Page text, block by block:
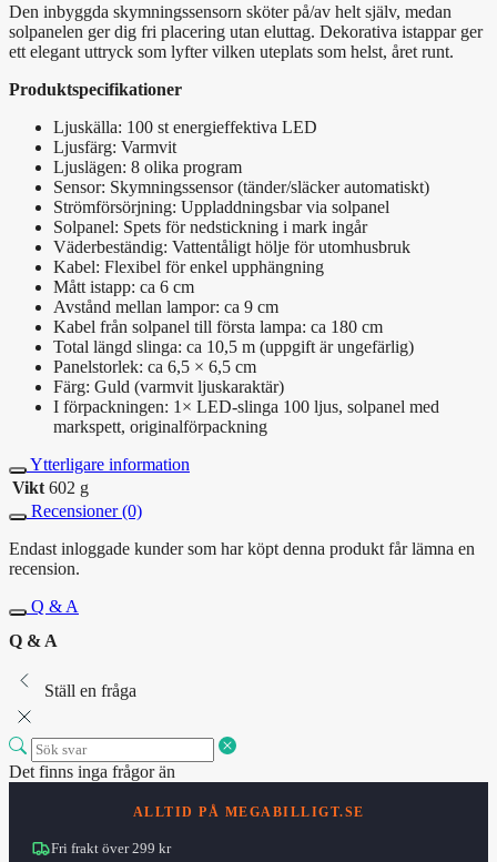
Den inbyggda skymningssensorn sköter på/av helt själv, medan
solpanelen ger dig fri placering utan eluttag. Dekorativa istappar ger
ett elegant uttryck som lyfter vilken uteplats som helst, året runt.
Produktspecifikationer
Ljuskälla: 100 st energieffektiva LED
Ljusfärg: Varmvit
Ljuslägen: 8 olika program
Sensor: Skymningssensor (tänder/släcker automatiskt)
Strömförsörjning: Uppladdningsbar via solpanel
Solpanel: Spets för nedstickning i mark ingår
Väderbeständig: Vattentåligt hölje för utomhusbruk
Kabel: Flexibel för enkel upphängning
Mått istapp: ca 6 cm
Avstånd mellan lampor: ca 9 cm
Kabel från solpanel till första lampa: ca 180 cm
Total längd slinga: ca 10,5 m (uppgift är ungefärlig)
Panelstorlek: ca 6,5 × 6,5 cm
Färg: Guld (varmvit ljuskaraktär)
I förpackningen: 1× LED-slinga 100 ljus, solpanel med
markspett, originalförpackning
Ytterligare information
Vikt 602 g
Recensioner (0)
Endast inloggade kunder som har köpt denna produkt får lämna en
recension.
Q & A
Q & A
Ställ en fråga
Det finns inga frågor än
ALLTID PÅ MEGABILLIGT.SE
Fri frakt över 299 kr